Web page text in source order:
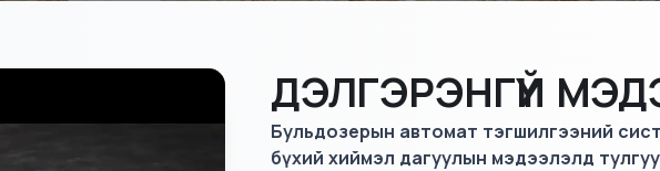
ДЭЛГЭРЭНГҮЙ
Бульдозерын автомат тэгшилгээний
бүхий хиймэл дагуулын мэдээлэлд